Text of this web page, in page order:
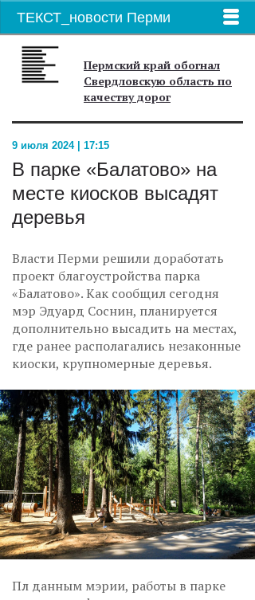
ТЕКСТ_новости Перми
Пермский край обогнал
Свердловскую область по
качеству дорог
9 июля 2024 | 17:15
В парке «Балатово» на
месте киосков высадят
деревья
Власти Перми решили доработать
проект благоустройства парка
«Балатово». Как сообщил сегодня
мэр Эдуард Соснин, планируется
дополнительно высадить на местах,
где ранее располагались незаконные
киоски, крупномерные деревья.
Пл данным мэрии, работы в парке